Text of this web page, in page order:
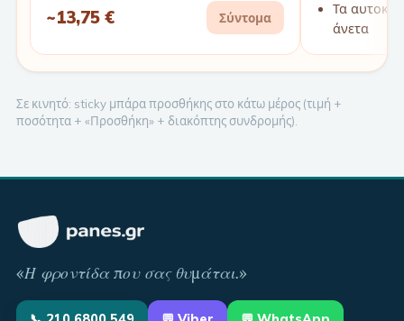
~13,75 € Σύντομα
Τα
άνετα
Σε κινητό: sticky μπάρα προσθήκης στο κάτω μέρος (τιμή +
ποσότητα + «Προσθήκη» + διακόπτης συνδρομής).
«Η φροντίδα που σας θυμάται.»